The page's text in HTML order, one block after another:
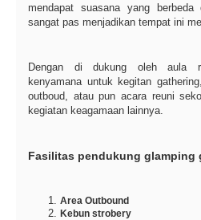
mendapat suasana yang
sangat pas menjadikan tempat ini
Dengan di dukung oleh aula
kenyamana untuk kegitan
outboud, atau pun acara reuni
kegiatan keagamaan lainnya.
Fasilitas pendukung glamping
Area Outbound
Kebun strobery